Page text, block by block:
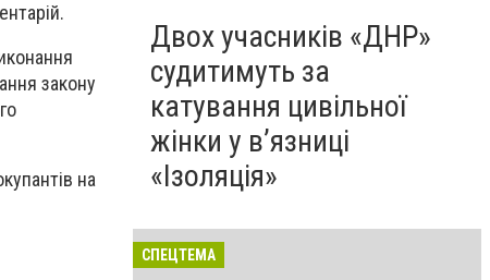
закону
на
Двох учасників «ДНР»
судитимуть за
катування цивільної
жінки у в’язниці
«Ізоляція»
СПЕЦТЕМА